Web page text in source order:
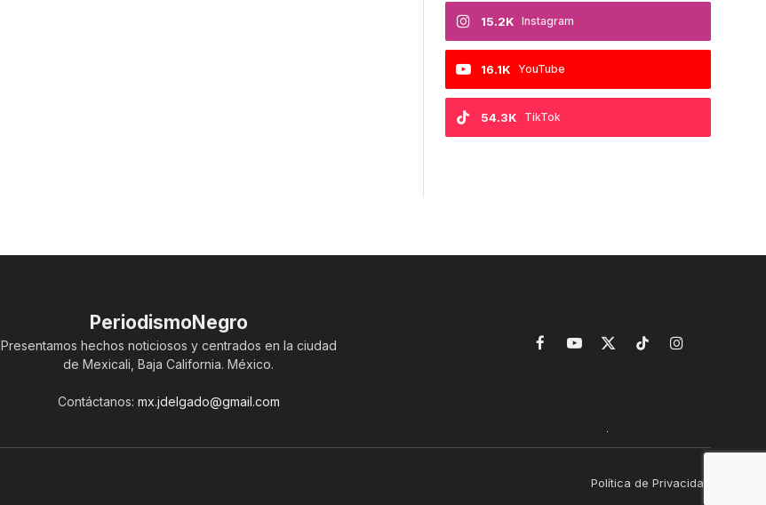
Instagram
15.2K
YouTube
16.1K
TikTok
54.3K
PeriodismoNegro
Presentamos hechos noticiosos y centrados en la ciudad
de Mexicali, Baja California. México.
Contáctanos: mx.jdelgado@gmail.com
FacebookYouTube
X
TikTokInstagram
Política de Privacidad